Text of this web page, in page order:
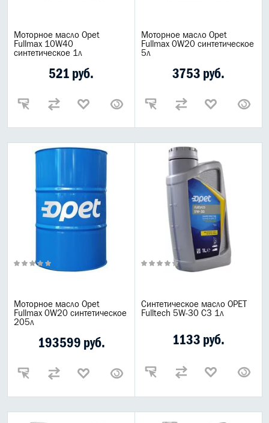
Моторное масло Opet
Fullmax 10W40
синтетическое 1л
521 руб.
Моторное масло Opet
Fullmax 0W20 синтетическое
5л
3753 руб.
Моторное масло Opet
Fullmax 0W20 синтетическое
205л
193599 руб.
Синтетическое масло OPET
Fulltech 5W-30 C3 1л
1133 руб.